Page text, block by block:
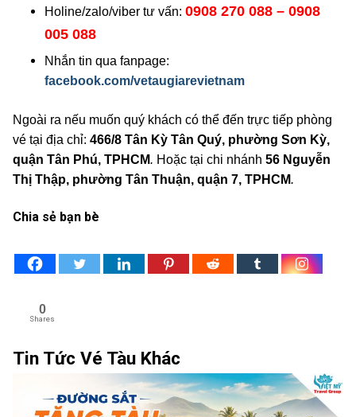
Holine/zalo/viber tư vấn: 0908 270 088 – 0908
005 088
Nhắn tin qua fanpage:
facebook.com/vetaugiarevietnam
Ngoài ra nếu muốn quý khách có thể đến trực tiếp phòng
vé tại địa chỉ: 466/8 Tân Kỳ Tân Quý, phường Sơn Kỳ,
quận Tân Phú, TPHCM. Hoặc tại chi nhánh 56 Nguyễn
Thị Thập, phường Tân Thuận, quận 7, TPHCM.
Chia sẻ bạn bè
0
Shares
Tin Tức Vé Tàu Khác